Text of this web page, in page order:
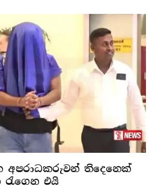
අපරාධකරුවන් තිදෙනෙක්
එයි